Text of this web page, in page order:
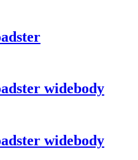
widebody
widebody